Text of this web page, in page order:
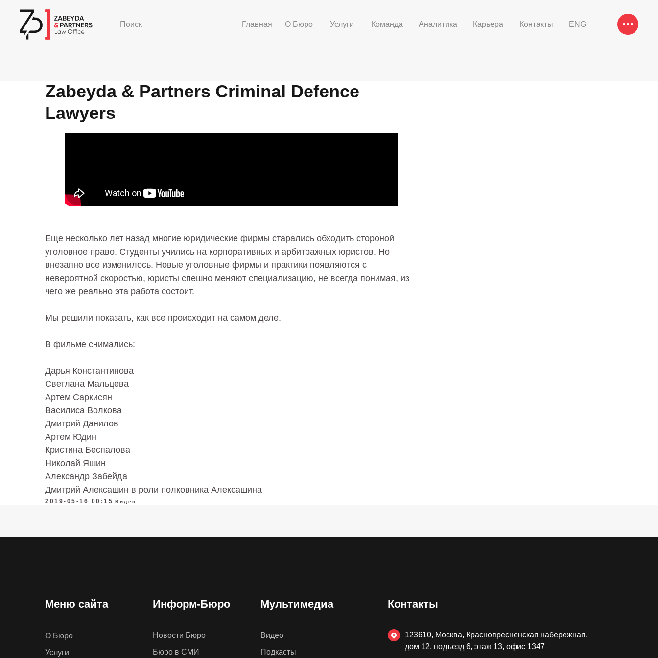
Поиск ENG
Аналитика Контакты
Карьера
Команда
Главная О Бюро Услуги
Zabeyda & Partners Criminal Defence
Lawyers
Еще несколько лет назад многие юридические фирмы старались обходить стороной
уголовное право. Студенты учились на корпоративных и арбитражных юристов. Но
внезапно все изменилось. Новые уголовные фирмы и практики появляются с
невероятной скоростью, юристы спешно меняют специализацию, не всегда понимая, из
чего же реально эта работа состоит.
Мы решили показать, как все происходит на самом деле.
В фильме снимались:
Дарья Константинова
Светлана Мальцева
Артем Саркисян
Василиса Волкова
Дмитрий Данилов
Артем Юдин
Кристина Беспалова
Николай Яшин
Александр Забейда
Дмитрий Алексашин в роли полковника Алексашина
2019-05-16 00:15 Видео
Меню сайта Информ-Бюро Мультимедиа Контакты
Услуги
О Бюро
Новости Бюро
Бюро в СМИ
Видео
Подкасты
123610, Москва, Краснопресненская набережная,
дом 12, подъезд 6, этаж 13, офис 1347